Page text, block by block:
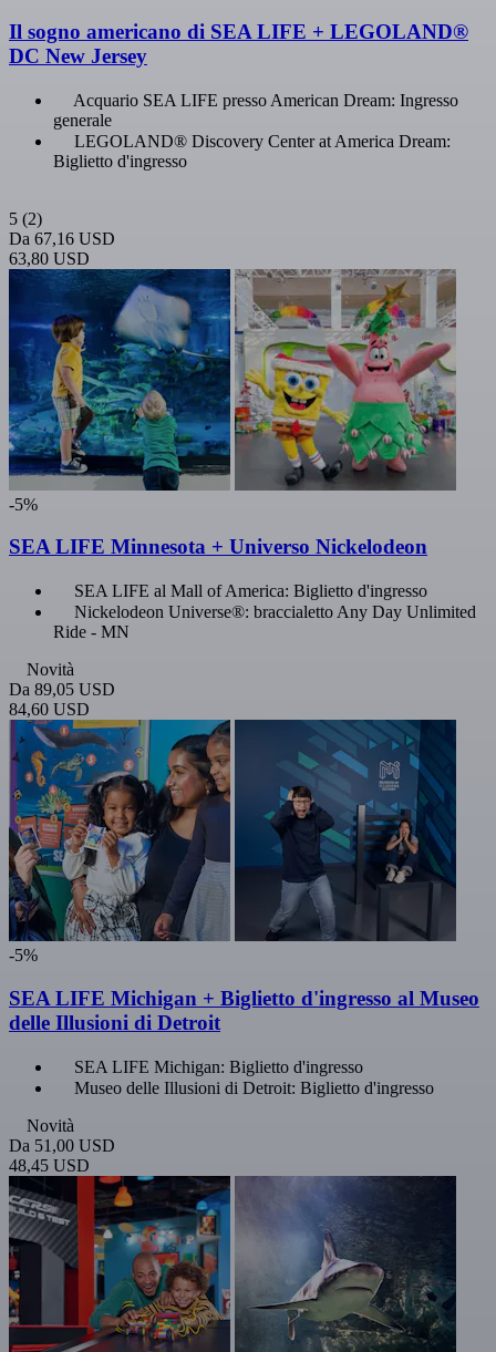
Il sogno americano di SEA LIFE + LEGOLAND®
DC New Jersey
Acquario SEA LIFE presso American Dream: Ingresso
generale
LEGOLAND® Discovery Center at America Dream:
Biglietto d'ingresso
5 (2)
Da 67,16 USD
63,80 USD
-5%
SEA LIFE Minnesota + Universo Nickelodeon
SEA LIFE al Mall of America: Biglietto d'ingresso
Nickelodeon Universe®: braccialetto Any Day Unlimited
Ride - MN
Novità
Da 89,05 USD
84,60 USD
-5%
SEA LIFE Michigan + Biglietto d'ingresso al Museo
delle Illusioni di Detroit
SEA LIFE Michigan: Biglietto d'ingresso
Museo delle Illusioni di Detroit: Biglietto d'ingresso
Novità
Da 51,00 USD
48,45 USD